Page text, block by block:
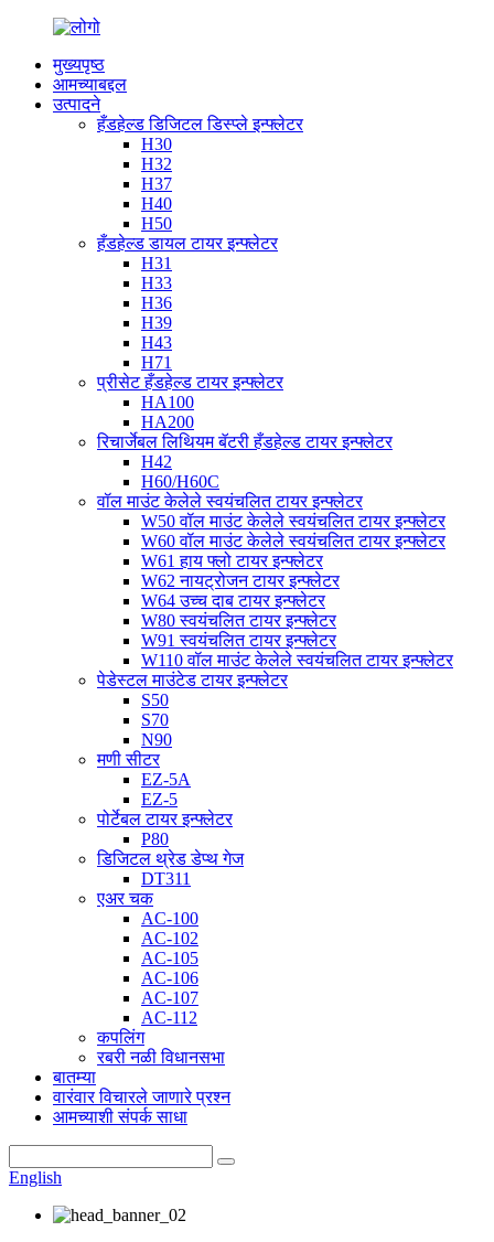
मुख्यपृष्ठ
आमच्याबद्दल
उत्पादने
हँडहेल्ड डिजिटल डिस्प्ले इन्फ्लेटर
H30
H32
H37
H40
H50
हँडहेल्ड डायल टायर इन्फ्लेटर
H31
H33
H36
H39
H43
H71
प्रीसेट हँडहेल्ड टायर इन्फ्लेटर
HA100
HA200
रिचार्जेबल लिथियम बॅटरी हँडहेल्ड टायर इन्फ्लेटर
H42
H60/H60C
वॉल माउंट केलेले स्वयंचलित टायर इन्फ्लेटर
W50 वॉल माउंट केलेले स्वयंचलित टायर इन्फ्लेटर
W60 वॉल माउंट केलेले स्वयंचलित टायर इन्फ्लेटर
W61 हाय फ्लो टायर इन्फ्लेटर
W62 नायट्रोजन टायर इन्फ्लेटर
W64 उच्च दाब टायर इन्फ्लेटर
W80 स्वयंचलित टायर इन्फ्लेटर
W91 स्वयंचलित टायर इन्फ्लेटर
W110 वॉल माउंट केलेले स्वयंचलित टायर इन्फ्लेटर
पेडेस्टल माउंटेड टायर इन्फ्लेटर
S50
S70
N90
मणी सीटर
EZ-5A
EZ-5
पोर्टेबल टायर इन्फ्लेटर
P80
डिजिटल थ्रेड डेप्थ गेज
DT311
एअर चक
AC-100
AC-102
AC-105
AC-106
AC-107
AC-112
कपलिंग
रबरी नळी विधानसभा
बातम्या
वारंवार विचारले जाणारे प्रश्न
आमच्याशी संपर्क साधा
English